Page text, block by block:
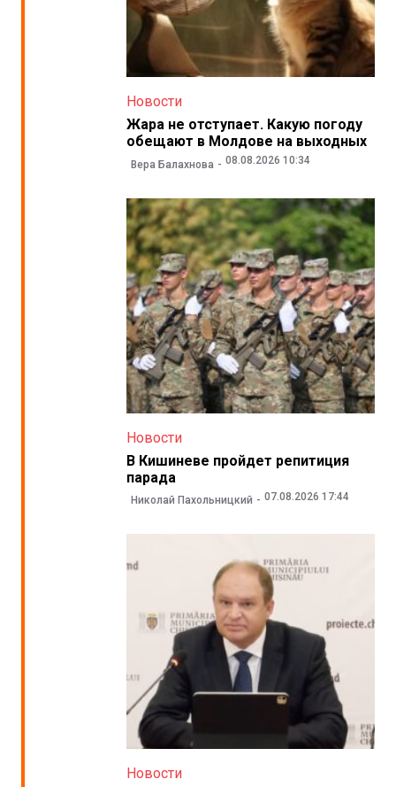
Новости
Жара не отступает. Какую погоду
обещают в Молдове на выходных
Вера Балахнова 08.08.2026 10:34
Новости
В Кишиневе пройдет репитиция
парада
Николай Пахольницкий 07.08.2026 17:44
Новости